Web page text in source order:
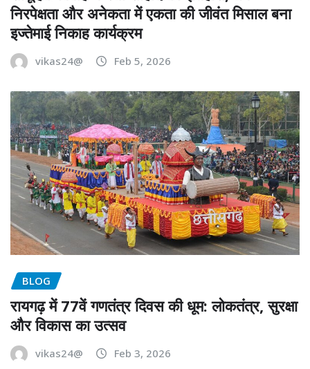
निरपेक्षता और अनेकता में एकता की जीवंत मिसाल बना
इज्तेमाई निकाह कार्यक्रम
vikas24@ Feb 5, 2026
BLOG
रायगढ़ में 77वें गणतंत्र दिवस की धूम: लोकतंत्र, सुरक्षा
और विकास का उत्सव
vikas24@ Feb 3, 2026